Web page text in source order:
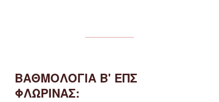
ΒΑΘΜΟΛΟΓΙΑ Β' ΕΠΣ
ΦΛΩΡΙΝΑΣ: